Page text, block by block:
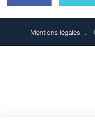
Mentions légales